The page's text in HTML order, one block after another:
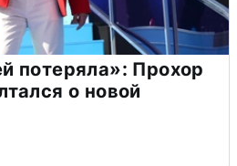
потеряла»: Прохор
о новой